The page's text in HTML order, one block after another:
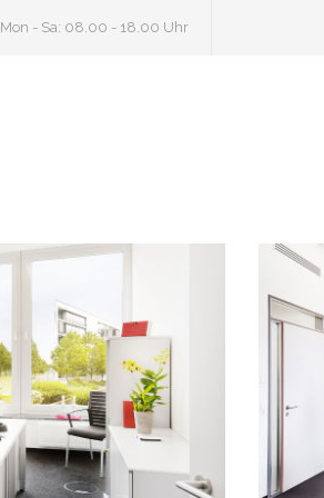
Mon - Sa: 08.00 - 18.00 Uhr